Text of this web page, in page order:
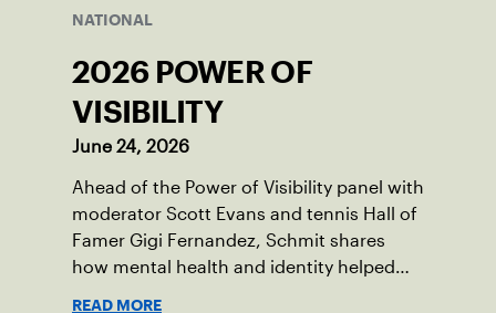
NATIONAL
2026 POWER OF
VISIBILITY
June 24, 2026
Ahead of the Power of Visibility panel with
moderator Scott Evans and tennis Hall of
Famer Gigi Fernandez, Schmit shares
how mental health and identity helped
READ MORE